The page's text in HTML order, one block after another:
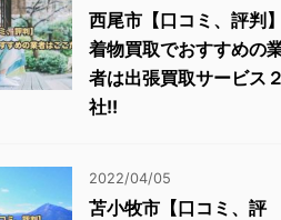
西尾市【口コミ、評判】
着物買取でおすすめの
者は出張買取サービス２
社!!
2022/04/05
苫小牧市【口コミ、評